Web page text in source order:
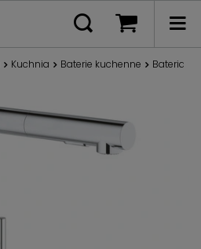
Kuchnia Baterie kuchenne Bateria